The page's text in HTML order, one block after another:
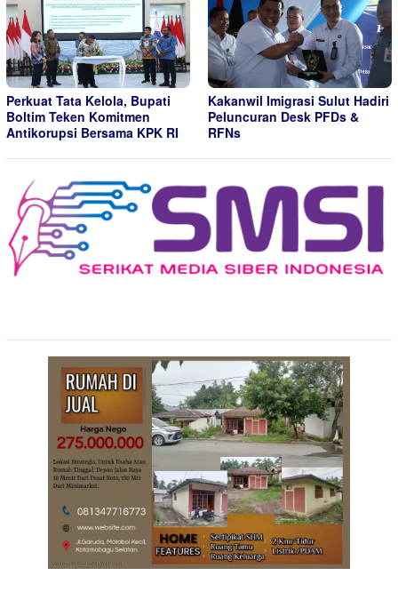
Perkuat Tata Kelola, Bupati
Boltim Teken Komitmen
Antikorupsi Bersama KPK RI
Kakanwil Imigrasi Sulut Hadiri
Peluncuran Desk PFDs &
RFNs